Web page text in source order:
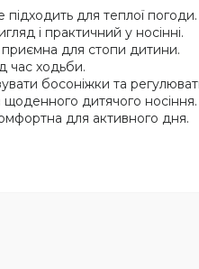
підходить для теплої погоди.
і практичний у носінні.
приємна для стопи дитини.
час ходьби.
босоніжки та
дитячого носіння.
для активного дня.